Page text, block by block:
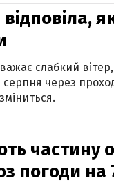
слабкий
серпня через
частину
погоди на